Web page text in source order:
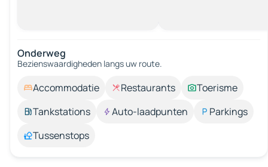
Onderweg
Bezienswaardigheden langs uw route.
Accommodatie Restaurants
Toerisme
Tankstations
Auto-laadpunten
Parkings
Tussenstops